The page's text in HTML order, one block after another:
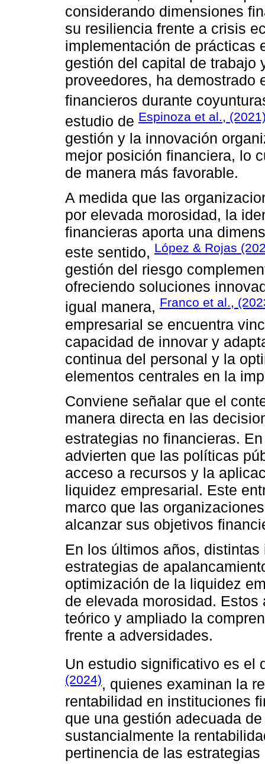
considerando dimensiones
su resiliencia frente a crisis
implementación de prácticas
gestión del capital de trabajo
proveedores, ha demostrado
financieros durante
estudio de Espinoza et al.,
gestión y la innovación
mejor posición financiera, lo
de manera más favorable.
A medida que las
por elevada morosidad, la
financieras aporta una
este sentido, López & Rojas
gestión del riesgo
ofreciendo soluciones
igual manera, Franco et al.,
empresarial se encuentra
capacidad de innovar y
continua del personal y la
elementos centrales en la
Conviene señalar que el
manera directa en las
estrategias no financieras.
advierten que las políticas
acceso a recursos y la
liquidez empresarial. Este
marco que las
alcanzar sus objetivos
En los últimos años,
estrategias de
optimización de la liquidez
de elevada morosidad.
teórico y ampliado la
frente a adversidades.
Un estudio significativo es el
(2024), quienes examinan la
rentabilidad en instituciones
que una gestión adecuada
sustancialmente la
pertinencia de las